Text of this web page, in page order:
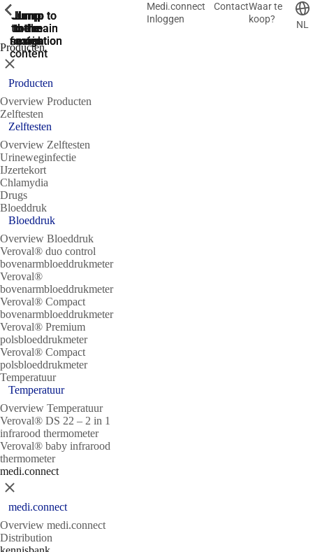
Jump
to the
search
Jump to
the main
navigation
Jump to
the main
navigation
Jump
to the
main
content
Jump
to the
footer
Medi.connect
Inloggen
ContactWaar te
koop?
NL
Producten
ShowPrevious
Sluit
Producten
Overview Producten
Zelftesten
ShowPrevious
Zelftesten
Overview Zelftesten
Urineweginfectie
IJzertekort
Chlamydia
Drugs
Bloeddruk
ShowPrevious
Bloeddruk
Overview Bloeddruk
Veroval® duo control
bovenarmbloeddrukmeter
Veroval®
bovenarmbloeddrukmeter
Veroval® Compact
bovenarmbloeddrukmeter
Veroval® Premium
polsbloeddrukmeter
Veroval® Compact
polsbloeddrukmeter
Temperatuur
ShowPrevious
Temperatuur
Overview Temperatuur
Veroval® DS 22 – 2 in 1
infrarood thermometer
Veroval® baby infrarood
thermometer
medi.connect
ShowPrevious
Sluit
medi.connect
Overview medi.connect
Distribution
ShowPrevious
ShowPrevious
ShowPrevious
ShowPrevious